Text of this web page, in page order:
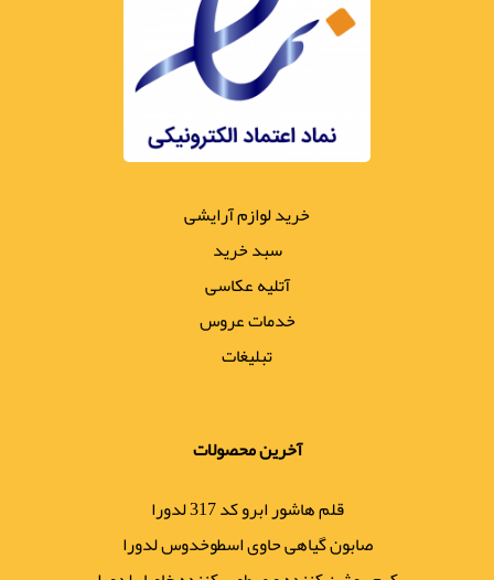
خرید لوازم آرایشی
سبد خرید
آتلیه عکاسی
خدمات عروس
تبلیغات
آخرین محصولات
قلم هاشور ابرو کد 317 لدورا
صابون گیاهی حاوی اسطوخدوس لدورا